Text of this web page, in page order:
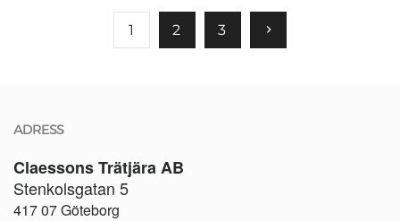
1 2 3
ADRESS
Claessons Trätjära AB
Stenkolsgatan 5
417 07 Göteborg